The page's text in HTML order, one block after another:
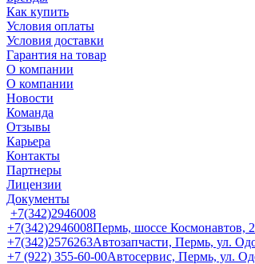
Как купить
Условия оплаты
Условия доставки
Гарантия на товар
О компании
О компании
Новости
Команда
Отзывы
Карьера
Контакты
Партнеры
Лицензии
Документы
+7(342)2946008
+7(342)2946008Пермь, шоссе Космонавтов,
+7(342)2576263Автозапчасти, Пермь, ул.
+7 (922) 355-60-00Автосервис, Пермь, ул.